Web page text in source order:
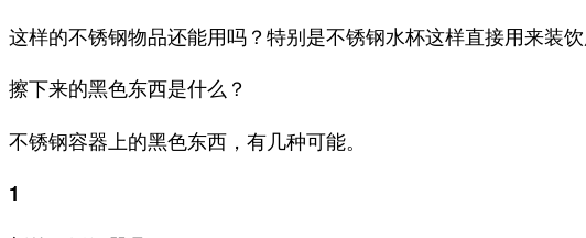
这样的不锈钢物品还能用吗？特别是不锈钢水杯这样直接用来装
擦下来的黑色东西是什么？
不锈钢容器上的黑色东西，有几种可能。
1